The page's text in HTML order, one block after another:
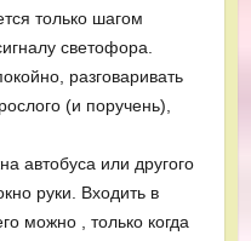
только шагом
светофора.
разговаривать
(и поручень),
автобуса или другого
руки. Входить в
можно , только когда